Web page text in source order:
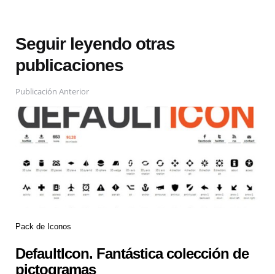
Seguir leyendo otras
publicaciones
Publicación Anterior
Pack de Iconos
DefaultIcon. Fantástica colección de
pictogramas